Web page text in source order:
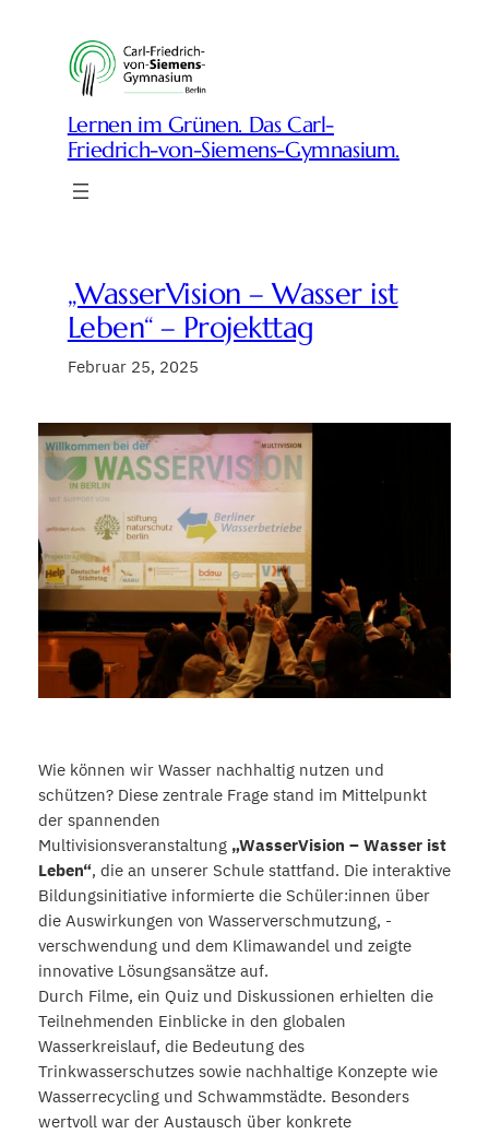
springen
Lernen im Grünen. Das Carl-
Friedrich-von-Siemens-Gymnasium.
„WasserVision – Wasser ist
Leben“ – Projekttag
Februar 25, 2025
Wie können wir Wasser nachhaltig nutzen und
schützen? Diese zentrale Frage stand im Mittelpunkt
der spannenden
Multivisionsveranstaltung „WasserVision – Wasser ist
Leben“, die an unserer Schule stattfand. Die interaktive
Bildungsinitiative informierte die Schüler:innen über
die Auswirkungen von Wasserverschmutzung, -
verschwendung und dem Klimawandel und zeigte
innovative Lösungsansätze auf.
Durch Filme, ein Quiz und Diskussionen erhielten die
Teilnehmenden Einblicke in den globalen
Wasserkreislauf, die Bedeutung des
Trinkwasserschutzes sowie nachhaltige Konzepte wie
Wasserrecycling und Schwammstädte. Besonders
wertvoll war der Austausch über konkrete